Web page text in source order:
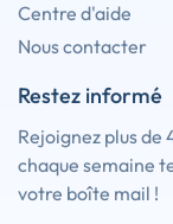
Centre d'aide
Nous contacter
Restez informé
Rejoignez plus
chaque semaine
votre boîte mail !